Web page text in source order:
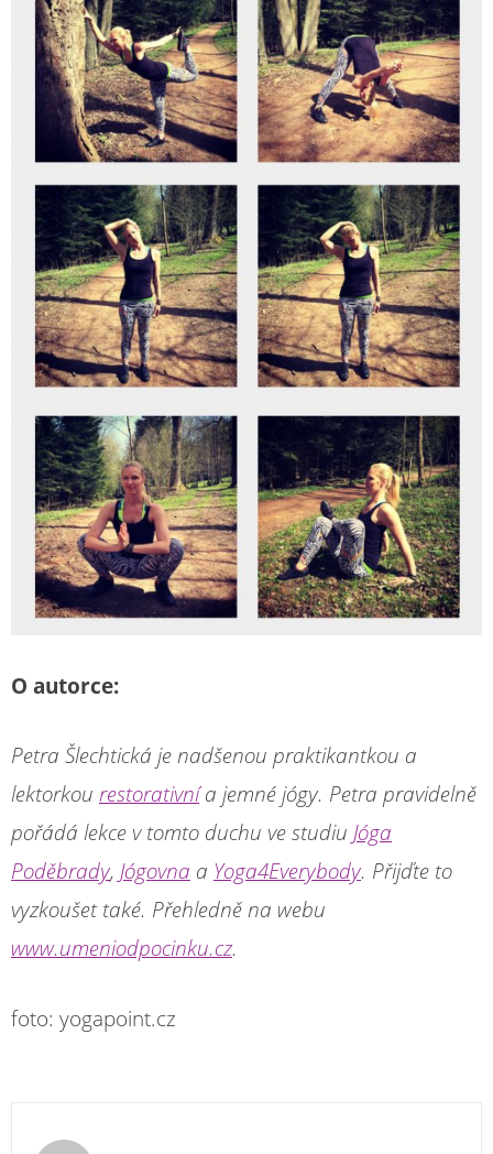
O autorce:
Petra Šlechtická je nadšenou praktikantkou a
lektorkou restorativnía jemné jógy. Petra pravidelně
pořádá lekce v tomto duchu ve studiu Jóga
Poděbrady, Jógovna a Yoga4Everybody. Přijďte to
vyzkoušet také. Přehledně na webu
www.umeniodpocinku.cz.
foto: yogapoint.cz